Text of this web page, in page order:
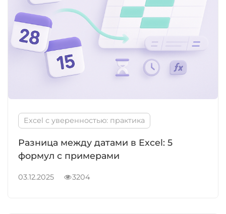
Excel с уверенностью: практика
Разница между датами в Excel: 5
формул с примерами
03.12.2025 3204